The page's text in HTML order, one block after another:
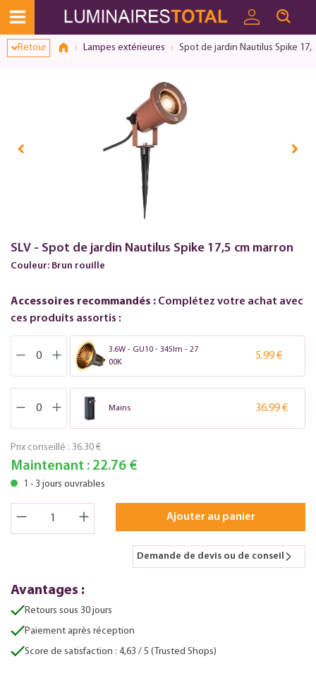
Retour Lampes extérieures Spot de jardin Nautilus Spike
SLV - Spot de jardin Nautilus Spike 17,5 cm marron
Couleur: Brun rouille
Accessoires recommandés : Complétez votre achat avec
ces produits assortis :
3.6W - GU10 - 345lm - 27
00K
5.99 €
Mains 36.99 €
Prix conseillé : 36.30 €
Maintenant : 22.76 €
1 - 3 jours ouvrables
Ajouter au panier
Demande de devis ou de conseil
Avantages :
Retours sous 30 jours
Paiement après réception
Score de satisfaction : 4,63 / 5 (Trusted Shops)
Dialogue de consentement ouvert